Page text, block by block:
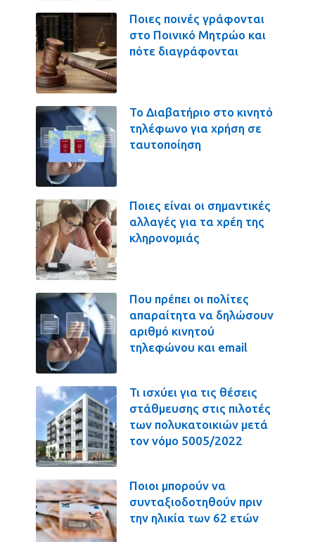
Ποιες ποινές γράφονται
στο Ποινικό Μητρώο και
πότε διαγράφονται
Το Διαβατήριο στο κινητό
τηλέφωνο για χρήση σε
ταυτοποίηση
Ποιες είναι οι σημαντικές
αλλαγές για τα χρέη της
κληρονομιάς
Που πρέπει οι πολίτες
απαραίτητα να δηλώσουν
αριθμό κινητού
τηλεφώνου και email
Τι ισχύει για τις θέσεις
στάθμευσης στις πιλοτές
των πολυκατοικιών μετά
τον νόμο 5005/2022
Ποιοι μπορούν να
συνταξιοδοτηθούν πριν
την ηλικία των 62 ετών